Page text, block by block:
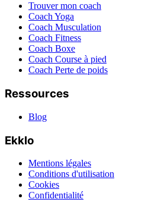
Trouver mon coach
Coach Yoga
Coach Musculation
Coach Fitness
Coach Boxe
Coach Course à pied
Coach Perte de poids
Ressources
Blog
Ekklo
Mentions légales
Conditions d'utilisation
Cookies
Confidentialité